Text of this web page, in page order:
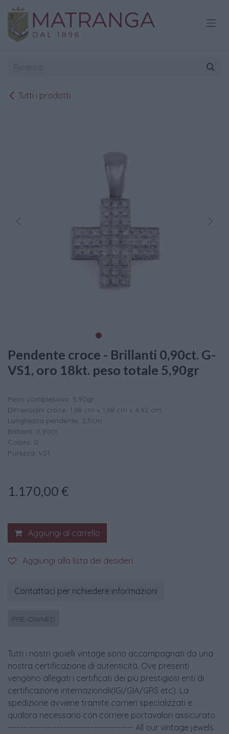
Passa al contenuto
Tutti i prodotti
Pendente croce - Brillanti 0,90ct. G-
VS1, oro 18kt. peso totale 5,90gr
Peso complessivo: 5,90gr.
Dimensioni croce: 1,68 cm x 1,68 cm x 4,92 cm
Lunghezza pendente: 2,5cm
Brillanti: 0,90ct.
Colore: G
Purezza: VS1
1.170,00 €
Aggiungi al carrello
Aggiungi alla lista dei desideri
Contattaci per richiedere informazioni
PRE-OWNED
Tutti i nostri gioielli vintage sono accompagnati da una
nostra certificazione di autenticità. Ove presenti
vengono allegati i certificati dei più prestigiosi enti di
certificazione internazionali(IGI/GIA/GRS etc). La
spedizione avviene tramite corrieri specializzati e
qualora necessario con corriere portavalori assicurato.
----------------------------------------- All our vintage jewels